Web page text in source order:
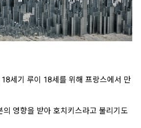
세기 루이 18세를 위해 프랑스에서 만
의 영향을 받아 호치키스라고 불리기도